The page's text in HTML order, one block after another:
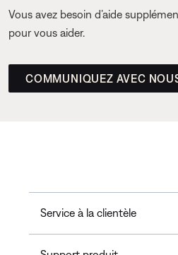
Vous avez besoin d’aide
pour vous aider.
COMMUNIQUEZ AVEC
Service à la clientèle